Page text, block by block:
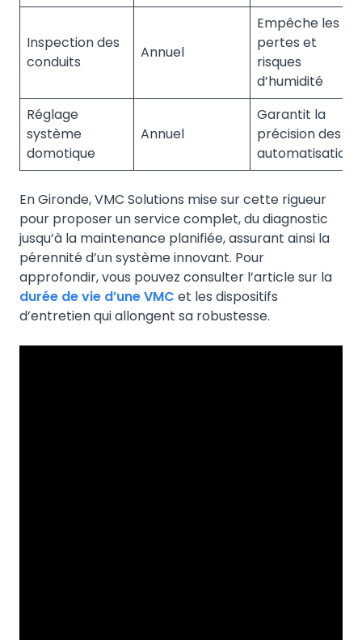
Inspection des
conduits
Annuel
Empêche les
pertes et
risques
d’humidité
Réglage
système
domotique
Annuel
Garantit la
précision des
automatisations
En Gironde, VMC Solutions mise sur cette rigueur
pour proposer un service complet, du diagnostic
jusqu’à la maintenance planifiée, assurant ainsi la
pérennité d’un système innovant. Pour
approfondir, vous pouvez consulter l’article sur la
durée de vie d’une VMC et les dispositifs
d’entretien qui allongent sa robustesse.